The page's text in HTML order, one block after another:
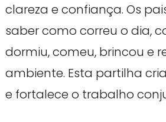
clareza e confiança. Os
saber como correu o dia,
dormiu, comeu, brincou e
ambiente. Esta partilha
e fortalece o trabalho